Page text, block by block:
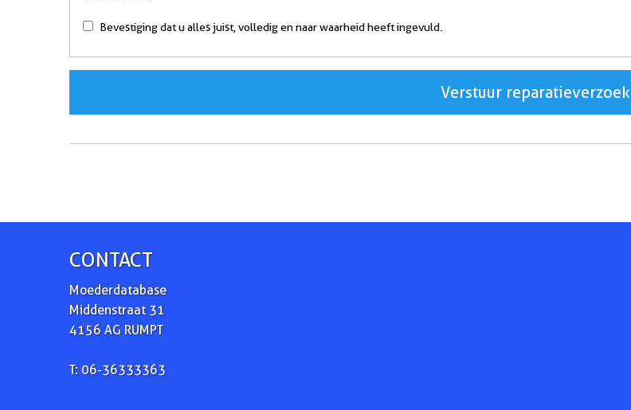
Bevestiging dat u alles juist, volledig en naar waarheid heeft ingevuld.
Verstuur reparatieverzoek
CONTACT
Moederdatabase
Middenstraat 31
4156 AG RUMPT
T: 06-36333363